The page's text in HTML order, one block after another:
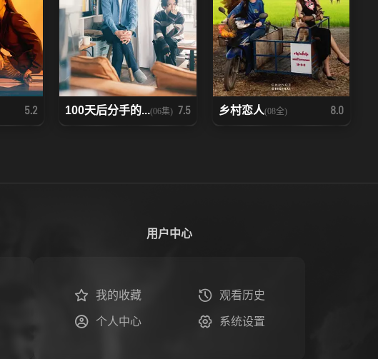
5.2 100天后分手的...(06集) 7.5 乡村恋人(08全) 8.0
用户中心
我的收藏 观看历史
个人中心 系统设置